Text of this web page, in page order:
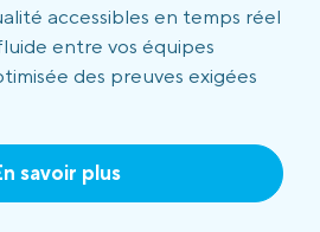
accessibles en temps réel
entre vos équipes
des preuves exigées
savoir plus